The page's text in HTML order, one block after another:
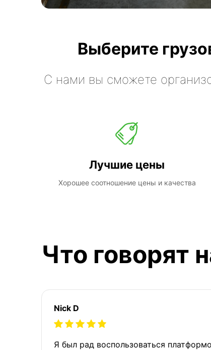
Выберите
С нами вы сможете
Лучшие цены
Хорошее соотношение цены и качества
Что говорят
Nick D
Я был рад воспользоваться